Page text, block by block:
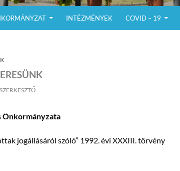
INTÉZMÉNYEK COVID – 19
SZERKESZTŐ
Önkormányzata
jogállásáról szóló” 1992. évi XXXIII. törvény